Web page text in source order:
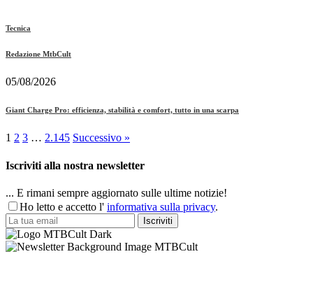
Tecnica
Redazione MtbCult
05/08/2026
Giant Charge Pro: efficienza, stabilità e comfort, tutto in una scarpa
1 2 3 … 2.145 Successivo »
Iscriviti alla nostra newsletter
... E rimani sempre aggiornato sulle ultime notizie!
Ho letto e accetto l' informativa sulla privacy.